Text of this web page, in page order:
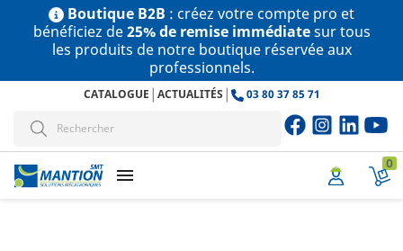
Boutique B2B : créez votre compte pro et
bénéficiez de25% de remise immédiatesur tous
les produits de notre boutique réservée aux
professionnels.
CATALOGUE | ACTUALITÉS | 03 80 37 85 71
menu
0